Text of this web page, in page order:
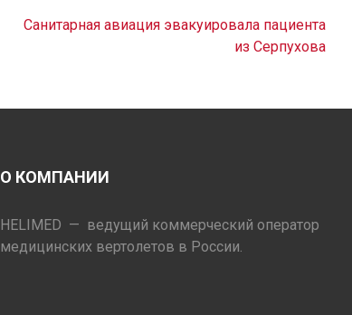
Санитарная авиация эвакуировала пациента
из Серпухова
О КОМПАНИИ
HELIMED — ведущий коммерческий оператор
медицинских вертолетов в России.